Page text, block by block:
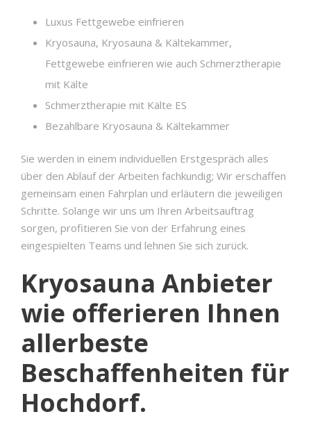
Luxus Fettgewebe einfrieren
Kryosauna, Kryosauna & Kältekammer,
Fettgewebe einfrieren wie auch Schmerztherapie
mit Kälte
Schmerztherapie mit Kälte ES
Bezahlbare Kryosauna & Kältekammer
Sie werden in einem individuellen Erstgespräch alles
über den Ablauf der Arbeiten fachkundig; Wir erschaffen
gemeinsam einen Fahrplan und erläutern die jeweiligen
Schritte. Solange wir uns um Ihren Arbeitsauftrag
sorgen, profitieren Sie von der Erfahrung eines
eingespielten Teams und lehnen Sie sich zurück.
Kryosauna Anbieter
wie offerieren Ihnen
allerbeste
Beschaffenheiten für
Hochdorf.